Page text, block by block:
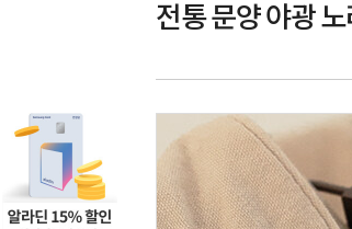
전통 문양 야광